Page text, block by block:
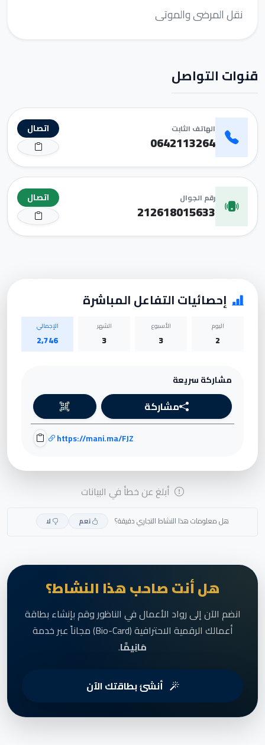
نقل المرضى والموتى
قنوات التواصل
الهاتف الثابت
0642113264
اتصال
رقم الجوال
212618015633
اتصال
إحصائيات التفاعل المباشرة
اليوم
2
الأسبوع
3
الشهر
3
الإجمالي
2,746
مشاركة سريعة
مشاركة
https://mani.ma/FJZ
أبلغ عن خطأ في البيانات
هل معلومات هذا النشاط التجاري دقيقة؟ نعم لا
هل أنت صاحب هذا النشاط؟
انضم الآن إلى رواد الأعمال في الناظور وقم بإنشاء بطاقة
أعمالك الرقمية الاحترافية (Bio-Card) مجاناً عبر خدمة
مَانِيمَّا.
أنشئ بطاقتك الآن